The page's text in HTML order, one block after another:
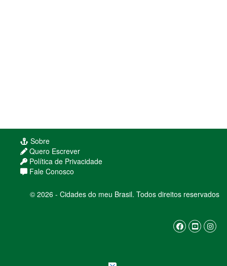
Sobre
Quero Escrever
Política de Privacidade
Fale Conosco
© 2026 - Cidades do meu Brasil. Todos direitos reservados